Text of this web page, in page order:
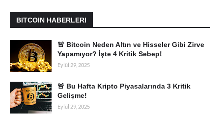
BITCOIN HABERLERI
🚨 Bitcoin Neden Altın ve Hisseler Gibi Zirve
Yapamıyor? İşte 4 Kritik Sebep!
Eylül 29, 2025
🚨 Bu Hafta Kripto Piyasalarında 3 Kritik
Gelişme!
Eylül 29, 2025